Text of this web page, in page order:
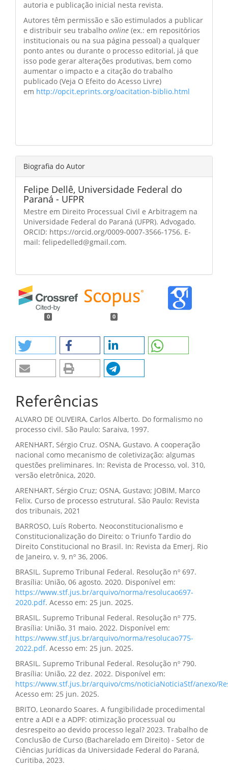
autoria e publicação inicial nesta revista.
Autores têm permissão e são estimulados a publicar
e distribuir seu trabalho online (ex.: em repositórios
institucionais ou na sua página pessoal) a qualquer
ponto antes ou durante o processo editorial, já que
isso pode gerar alterações produtivas, bem como
aumentar o impacto e a citação do trabalho
publicado (Veja O Efeito do Acesso Livre)
em http://opcit.eprints.org/oacitation-biblio.html
Biografia do Autor
Felipe Dellê, Universidade Federal do
Paraná - UFPR
Mestre em Direito Processual Civil e Arbitragem na
Universidade Federal do Paraná (UFPR). Advogado.
ORCID: https://orcid.org/0009-0007-3566-1756. E-
mail: felipedelled@gmail.com.
0 0
Referências
ALVARO DE OLIVEIRA, Carlos Alberto. Do formalismo no
processo civil. São Paulo: Saraiva, 1997.
ARENHART, Sérgio Cruz. OSNA, Gustavo. A cooperação
nacional como mecanismo de coletivização: algumas
questões preliminares. In: Revista de Processo, vol. 310,
versão eletrônica, 2020.
ARENHART, Sérgio Cruz; OSNA, Gustavo; JOBIM, Marco
Felix. Curso de processo estrutural. São Paulo: Revista
dos tribunais, 2021
BARROSO, Luís Roberto. Neoconstitucionalismo e
Constitucionalização do Direito: o Triunfo Tardio do
Direito Constitucional no Brasil. In: Revista da Emerj. Rio
de Janeiro, v. 9, nº 36, 2006.
BRASIL. Supremo Tribunal Federal. Resolução nº 697.
Brasília: União, 06 agosto. 2020. Disponível em:
https://www.stf.jus.br/arquivo/norma/resolucao697-
2020.pdf. Acesso em: 25 jun. 2025.
BRASIL. Supremo Tribunal Federal. Resolução nº 775.
Brasília: União, 31 maio. 2022. Disponível em:
https://www.stf.jus.br/arquivo/norma/resolucao775-
2022.pdf. Acesso em: 25 jun. 2025.
BRASIL. Supremo Tribunal Federal. Resolução nº 790.
Brasília: União, 22 dez. 2022. Disponível em:
https://www.stf.jus.br/arquivo/cms/noticiaNoticiaStf/anexo/
Acesso em: 25 jun. 2025.
BRITO, Leonardo Soares. A fungibilidade procedimental
entre a ADI e a ADPF: otimização processual ou
desrespeito ao devido processo legal? 2023. Trabalho de
Conclusão de Curso (Bacharelado em Direito) - Setor de
Ciências Jurídicas da Universidade Federal do Paraná,
Curitiba, 2023.